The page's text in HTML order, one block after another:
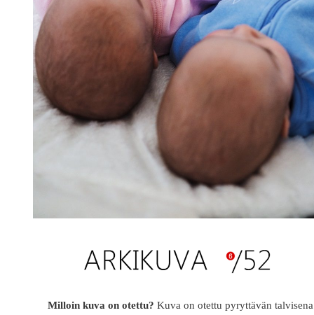
Milloin kuva on otettu? Kuva on otettu pyryttävän talvisena